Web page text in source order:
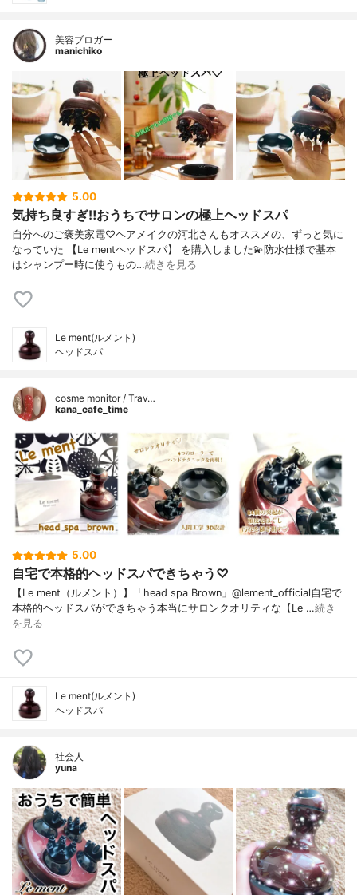
美容ブロガー
manichiko
5.00
気持ち良すぎ‼︎おうちでサロンの極上ヘッドスパ
自分へのご褒美家電♡ヘアメイクの河北さんもオススメの、ずっと気に
なっていた 【Le mentヘッドスパ】 を購入しました💫防水仕様で基本
はシャンプー時に使うもの…続きを見る
Le ment(ルメント)
ヘッドスパ
cosme monitor / Trav…
kana_cafe_time
5.00
自宅で本格的ヘッドスパできちゃう♡
【Le ment（ルメント）】「head spa Brown」@lement_official自宅で
本格的ヘッドスパができちゃう本当にサロンクオリティな【Le …続き
を見る
Le ment(ルメント)
ヘッドスパ
社会人
yuna